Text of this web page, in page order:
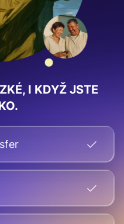
I KDYŽ JSTE